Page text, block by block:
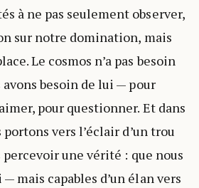
à ne pas seulement observer,
sur notre domination, mais
Le cosmos n’a pas besoin
avons besoin de lui — pour
pour questionner. Et dans
vers l’éclair d’un trou
une vérité : que nous
mais capables d’un élan vers